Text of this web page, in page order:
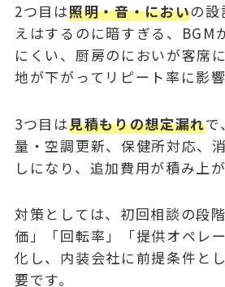
2つ目は照明・音・においの設
えはするのに暗すぎる、BGM
にくい、厨房のにおいが客席
地が下がってリピート率に影響
3つ目は見積もりの想定漏れで
量・空調更新、保健所対応、
しになり、追加費用が積み上
対策としては、初回相談の段
価」「回転率」「提供オペレ
化し、内装会社に前提条件と
要です。